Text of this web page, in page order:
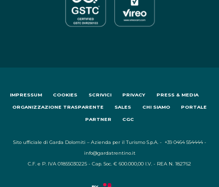
IMPRESSUM COOKIES SCRIVICI PRIVACY PRESS & MEDIA
ORGANIZZAZIONE TRASPARENTE SALES CHI SIAMO PORTALE
PARTNER CGC
Sito ufficiale di Garda Dolomiti – Azienda per il Turismo S.p.A. - +39 0464 554444 -
info@gardatrentino.it
C.F. e P. IVA 01855030225 - Cap. Soc. € 600.000,00 I.V. - REA N. 182762